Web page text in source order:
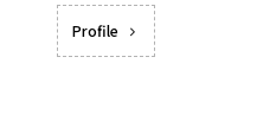
Profile